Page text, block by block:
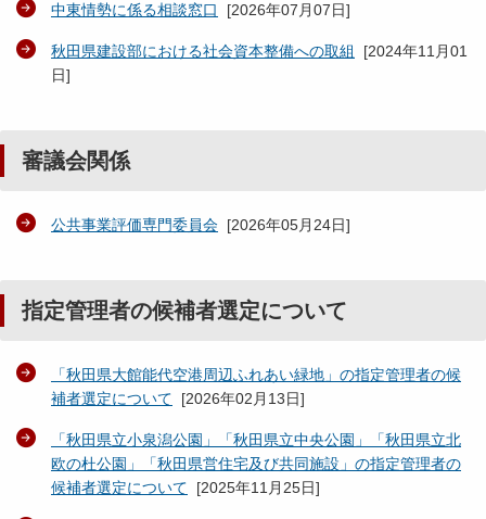
中東情勢に係る相談窓口 [2026年07月07日]
秋田県建設部における社会資本整備への取組 [2024年11月01
日]
審議会関係
公共事業評価専門委員会 [2026年05月24日]
指定管理者の候補者選定について
「秋田県大館能代空港周辺ふれあい緑地」の指定管理者の候
補者選定について [2026年02月13日]
「秋田県立小泉潟公園」「秋田県立中央公園」「秋田県立北
欧の杜公園」「秋田県営住宅及び共同施設」の指定管理者の
候補者選定について [2025年11月25日]